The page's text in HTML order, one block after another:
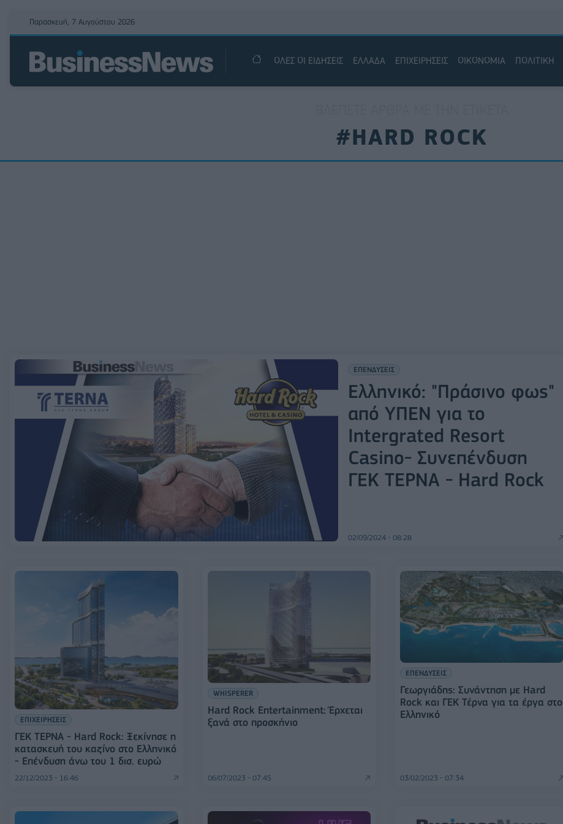
Παρασκευή, 7 Αυγούστου 2026
ΟΛΕΣ ΟΙ ΕΙΔΗΣΕΙΣ ΕΛΛΑΔΑ ΕΠΙΧΕΙΡΗΣΕΙΣ ΟΙΚΟΝΟΜΙΑ ΠΟΛΙΤΙΚΗ
#HARD ROCK
ΕΠΕΝΔΥΣΕΙΣ
Ελληνικό: "Πράσινο φως"
από ΥΠΕΝ για το
Intergrated Resort
Casino- Συνεπένδυση
ΓΕΚ ΤΕΡΝΑ - Hard Rock
02/09/2024 - 08:28
ΕΠΙΧΕΙΡΗΣΕΙΣ
ΓΕΚ ΤΕΡΝΑ - Hard Rock: Ξεκίνησε η
κατασκευή του καζίνο στο Ελληνικό
- Επένδυση άνω του 1 δισ. ευρώ
22/12/2023 - 16:46
WHISPERER
Hard Rock Εntertainment: Έρχεται
ξανά στο προσκήνιο
06/07/2023 - 07:45
ΕΠΕΝΔΥΣΕΙΣ
Γεωργιάδης: Συνάντηση με Hard
Rock και ΓΕΚ Τέρνα για τα έργα στο
Ελληνικό
03/02/2023 - 07:34